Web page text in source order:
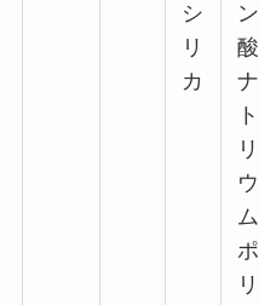
シ
リ
カ
ン
酸
ナ
ト
リ
ウ
ム
ポ
リ